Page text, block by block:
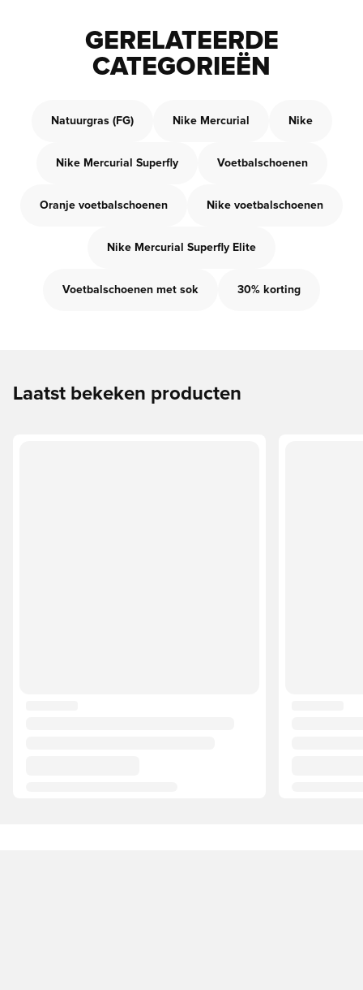
GERELATEERDE
CATEGORIEËN
Natuurgras (FG) Nike Mercurial Nike
Nike Mercurial Superfly Voetbalschoenen
Oranje voetbalschoenen Nike voetbalschoenen
Nike Mercurial Superfly Elite
Voetbalschoenen met sok 30% korting
Laatst bekeken producten